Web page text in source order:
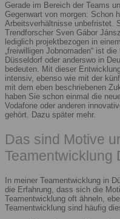
Gerade im Bereich der Teams
Gegenwart von morgen: Schon
Arbeitsverhältnisse unbefristet.
Trendforscher Sven Gábor
lediglich projektbezogen in
„freiwilligen Jobnomaden“ ist
Düsseldorf oder anderswo in
bedeuten. Mit dieser
intensiv, ebenso wie mit der
mit dem eben beschriebenen
haben Sie schon einmal die
Vodafone oder anderen
gehört. Dazu später mehr.
Das sind Motive
Teamentwicklung
In meiner Teamentwicklung in
die Erfahrung, dass sich die
Teamentwicklung oft ähneln,
Teamentwicklung sind häufig